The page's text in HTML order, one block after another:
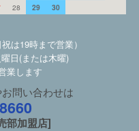
28 29 30
は19時まで営業）
日(または木曜)
業します
問い合わせは
部加盟店]